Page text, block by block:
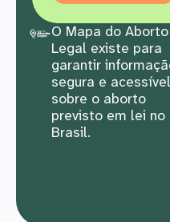
O Mapa do Aborto
Legal existe para
garantir
segura e acessível
sobre o aborto
previsto em lei no
Brasil.